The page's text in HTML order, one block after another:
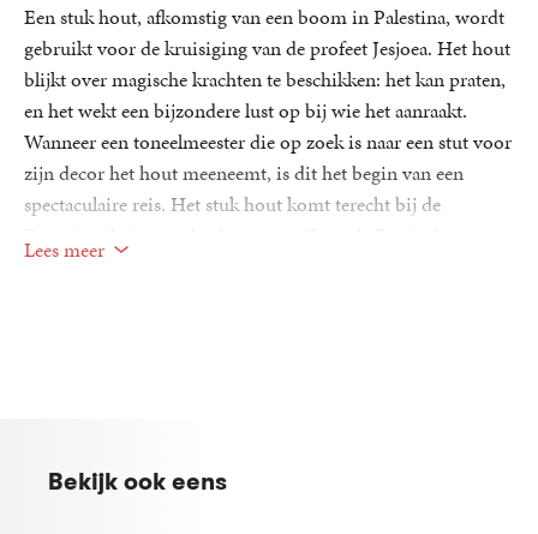
Een stuk hout, afkomstig van een boom in Palestina, wordt
gebruikt voor de kruisiging van de profeet Jesjoea. Het hout
blijkt over magische krachten te beschikken: het kan praten,
en het wekt een bijzondere lust op bij wie het aanraakt.
Wanneer een toneelmeester die op zoek is naar een stut voor
zijn decor het hout meeneemt, is dit het begin van een
spectaculaire reis. Het stuk hout komt terecht bij de
mohammedaanse geleerden, uitvinders, de paus, fascisten,
geschiedenis. Dat het hout bij alles zo zijn bedenkingen
Lees meer
Bekijk ook eens